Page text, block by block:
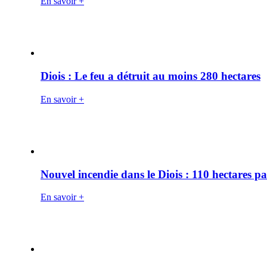
Diois : Le feu a détruit au moins 280 hectares
En savoir +
Nouvel incendie dans le Diois : 110 hectares
En savoir +